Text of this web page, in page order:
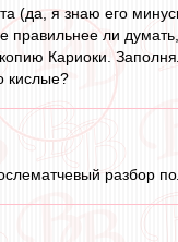
я знаю его
ли
Кариоки.
кислые?
разбор